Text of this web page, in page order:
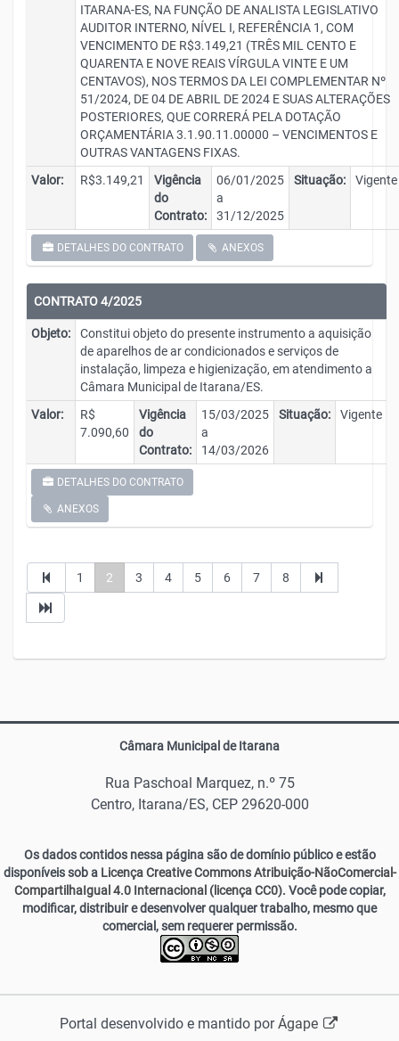
ITARANA-ES, NA FUNÇÃO DE ANALISTA LEGISLATIVO
AUDITOR INTERNO, NÍVEL I, REFERÊNCIA 1, COM
VENCIMENTO DE R$3.149,21 (TRÊS MIL CENTO E
QUARENTA E NOVE REAIS VÍRGULA VINTE E UM
CENTAVOS), NOS TERMOS DA LEI COMPLEMENTAR Nº
51/2024, DE 04 DE ABRIL DE 2024 E SUAS ALTERAÇÕES
POSTERIORES, QUE CORRERÁ PELA DOTAÇÃO
ORÇAMENTÁRIA 3.1.90.11.00000 – VENCIMENTOS E
OUTRAS VANTAGENS FIXAS.
Valor:
R$3.149,21
Vigência
do
Contrato:
06/01/2025
a
31/12/2025
Situação: Vigente
DETALHES DO CONTRATO ANEXOS
CONTRATO 4/2025
Objeto:
Constitui objeto do presente instrumento a aquisição
de aparelhos de ar condicionados e serviços de
instalação, limpeza e higienização, em atendimento a
Câmara Municipal de Itarana/ES.
Valor:
R$
7.090,60
Vigência
do
Contrato:
15/03/2025
a
14/03/2026
Situação: Vigente
DETALHES DO CONTRATO
ANEXOS
1 2 3 4 5 6 7 8
Câmara Municipal de Itarana
Rua Paschoal Marquez, n.º 75
Centro, Itarana/ES, CEP 29620-000
Os dados contidos nessa página são de domínio público e estão
disponíveis sob a Licença Creative Commons Atribuição-NãoComercial-
CompartilhaIgual 4.0 Internacional (licença CC0). Você pode copiar,
modificar, distribuir e desenvolver qualquer trabalho, mesmo que
comercial, sem requerer permissão.
Portal desenvolvido e mantido porÁgape